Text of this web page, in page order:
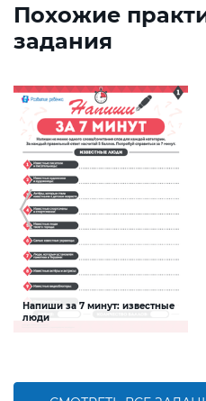
Похожие
задания
Напиши за 7 минут: известные
люди